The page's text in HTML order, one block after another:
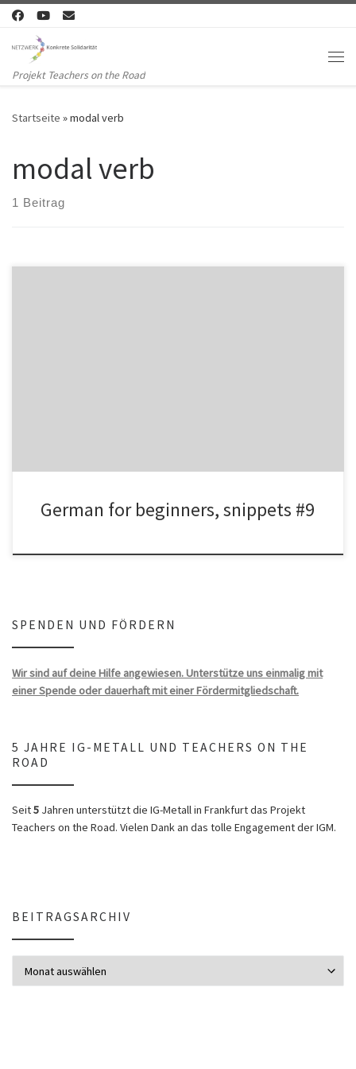
Zum Inhalt springen
Projekt Teachers on the Road
Startseite »modal verb
modal verb
1 Beitrag
German for beginners, snippets #9
SPENDEN UND FÖRDERN
Wir sind auf deine Hilfe angewiesen. Unterstütze uns einmalig mit
einer Spende oder dauerhaft mit einer Fördermitgliedschaft.
5 JAHRE IG-METALL UND TEACHERS ON THE
ROAD
Seit5 Jahren unterstützt die IG-Metall in Frankfurt das Projekt
Teachers on the Road. Vielen Dank an das tolle Engagement der IGM.
BEITRAGSARCHIV